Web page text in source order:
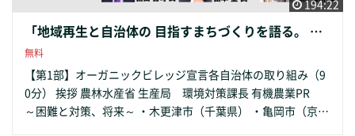
194:22
「地域再生と自治体の 目指すまちづくりを語る。 未来へ繋ぐもの～ 地域から始まるリジェネラティブ」
無料
【第1部】オーガニックビレッジ宣言各自治体の取り組み（9
0分） 挨拶 農林水産省 生産局 環境対策課長 有機農業PR
～困難と対策、将来～ ・木更津市（千葉県） ・亀岡市（京都